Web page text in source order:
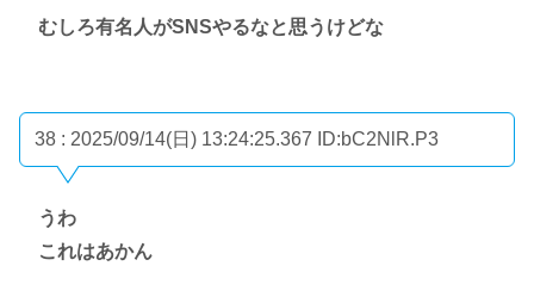
むしろ有名人がSNSやるなと思うけどな
38 : 2025/09/14(日) 13:24:25.367 ID:bC2NlR.P3
うわ
これはあかん